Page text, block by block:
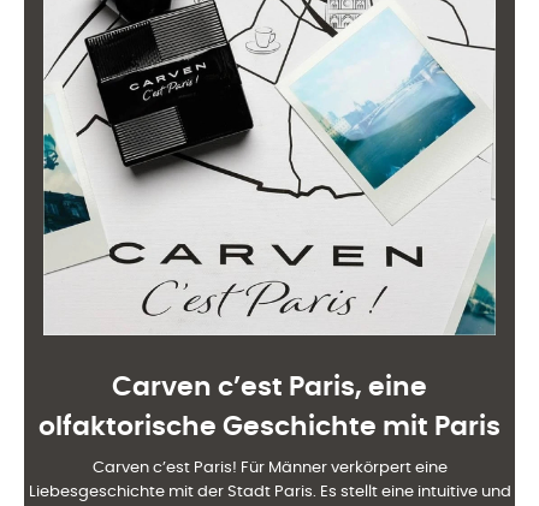
Carven c’est Paris, eine
olfaktorische Geschichte mit Paris
Carven c’est Paris! Für Männer verkörpert eine
Liebesgeschichte mit der Stadt Paris. Es stellt eine intuitive und